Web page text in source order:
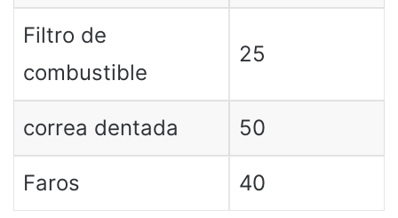
Filtro de
combustible
25
correa dentada 50
Faros 40